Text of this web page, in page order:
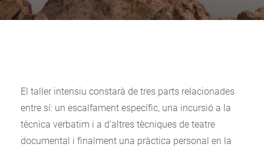
El taller intensiu constarà de tres parts relacionades
entre sí: un escalfament específic, una incursió a la
tècnica verbatim i a d’altres tècniques de teatre
documental i finalment una pràctica personal en la